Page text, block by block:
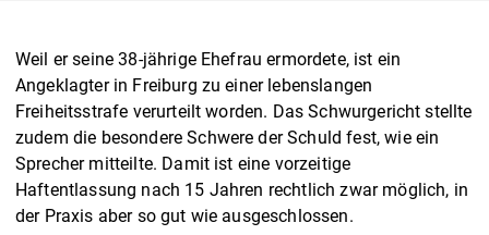
Weil er seine 38-jährige Ehefrau ermordete, ist ein
Angeklagter in Freiburg zu einer lebenslangen
Freiheitsstrafe verurteilt worden. Das Schwurgericht stellte
zudem die besondere Schwere der Schuld fest, wie ein
Sprecher mitteilte. Damit ist eine vorzeitige
Haftentlassung nach 15 Jahren rechtlich zwar möglich, in
der Praxis aber so gut wie ausgeschlossen.